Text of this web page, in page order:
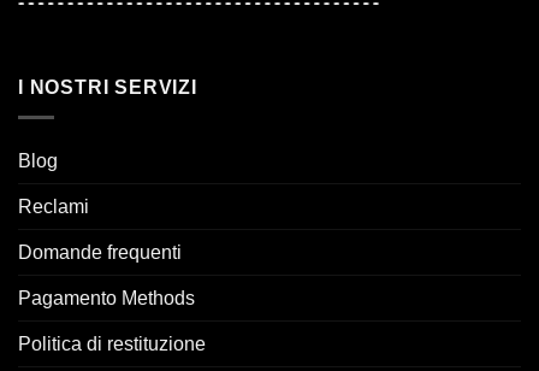
I NOSTRI SERVIZI
Blog
Reclami
Domande frequenti
Pagamento Methods
Politica di restituzione